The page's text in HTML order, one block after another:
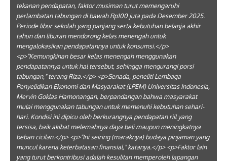
tekanan pendapatan, faktor musiman turut memengaruhi
perlambatan tabungan di bawah Rp100 juta pada Desember 2025.
Periode libur sekolah yang panjang serta kebutuhan belanja akhir
tahun dan liburan mendorong kelas menengah untuk
mengalokasikan pendapatannya untuk konsumsi.</p>
<p>"Kemungkinan besar kelas menengah menggunakan
pendapatannya untuk hal tersebut, sehingga mengurangi porsi
tabungan," terang Riza.</p> <p>Senada, peneliti Lembaga
Penyelidikan Ekonomi dan Masyarakat (LPEM) Universitas Indonesia,
Mervin Goklas Hamonangan, berpandangan bahwa masyarakat
mulai menggunakan tabungan untuk memenuhi kebutuhan sehari-
hari. Kondisi ini dipicu oleh berkurangnya pendapatan riil yang
tersisa, baik akibat melemahnya daya beli maupun meningkatnya
beban cicilan.</p> <p>"Ini seiring (maraknya) budaya pinjaman yang
muncul karena keterbatasan finansial," katanya.</p> <p>Faktor lain
yang turut berkontribusi adalah kesulitan memperoleh lapangan